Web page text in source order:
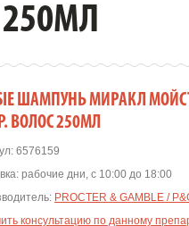
ШАМПУНЬ МИРАКЛ
ВОЛОС 250МЛ
6576159
рабочие дни, с 10:00 до 18:00
PROCTER & GAMBLE /
консультацию по данному